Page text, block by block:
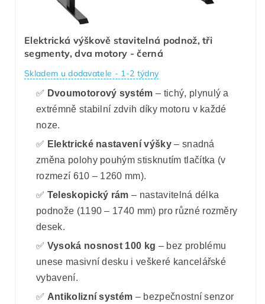
Elektrická výškově stavitelná podnož, tři
segmenty, dva motory - černá
Skladem u dodavatele - 1-2 týdny
✅ Dvoumotorový systém – tichý, plynulý a
extrémně stabilní zdvih díky motoru v každé
noze.
✅ Elektrické nastavení výšky– snadná
změna polohy pouhým stisknutím tlačítka (v
rozmezí 610 – 1260 mm).
✅ Teleskopický rám – nastavitelná délka
podnože (1190 – 1740 mm) pro různé rozměry
desek.
✅ Vysoká nosnost 100 kg – bez problému
unese masivní desku i veškeré kancelářské
vybavení.
✅ Antikolizní systém – bezpečnostní senzor